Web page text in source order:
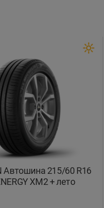
Автошина 215/60 R16
XM2 + лето